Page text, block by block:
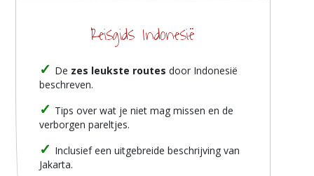
Reisgids Indonesië
De zes leukste routes door Indonesië
beschreven.
Tips over wat je niet mag missen en de
verborgen pareltjes.
Inclusief een uitgebreide beschrijving van
Jakarta.